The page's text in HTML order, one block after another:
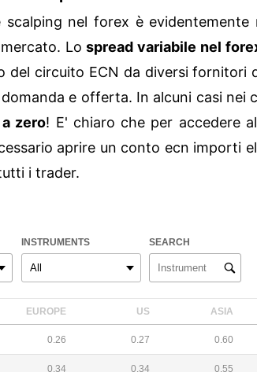
nel forex è evidentemente
mercato. Lospread variabile nel
del circuito ECN da diversi fornitori
e offerta. In alcuni casi nei
zero! E' chiaro che per accedere
aprire un conto ecn importi
i trader.